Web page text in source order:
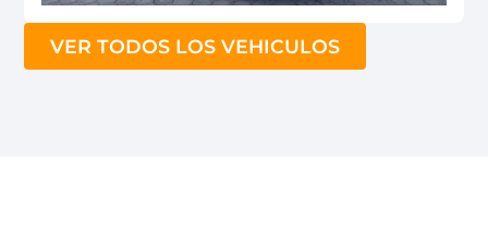
VER TODOS LOS VEHICULOS